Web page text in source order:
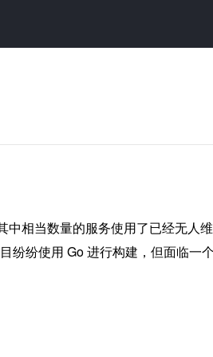
相当数量的服务使用了已经无人
纷纷使用 Go 进行构建，但面临一